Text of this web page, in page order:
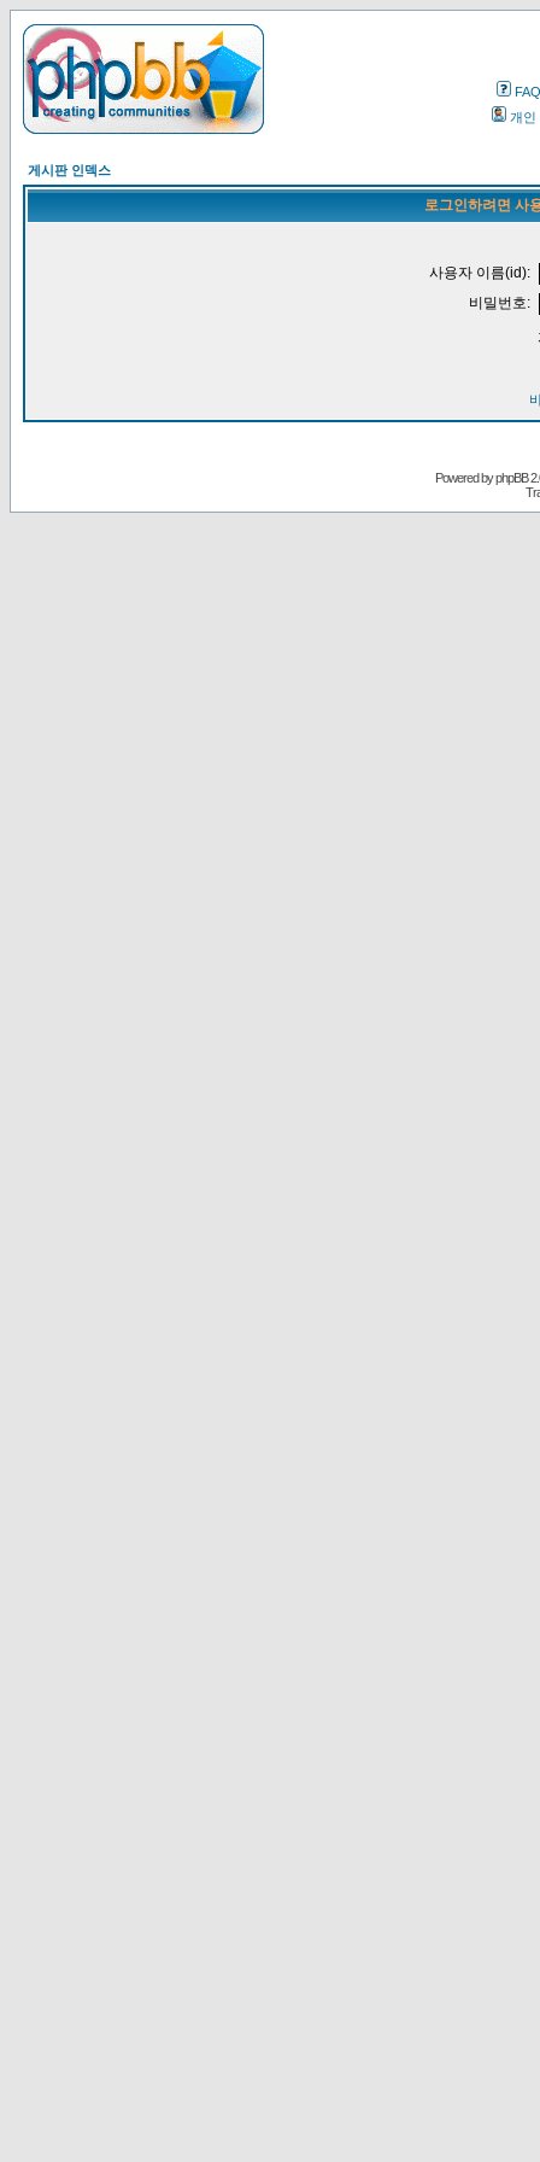
FAQ
개인
게시판 인덱스
로그인하려면 사
사용자 이름(id):
비밀번호:
Powered byphpBB